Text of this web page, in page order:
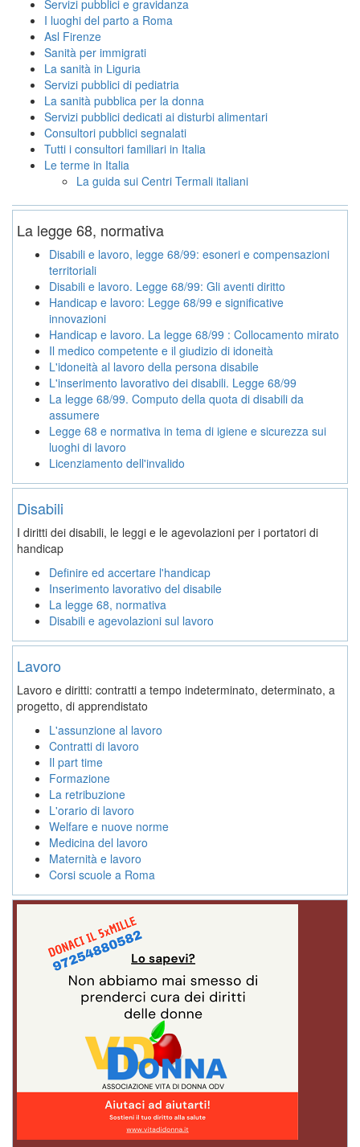
Servizi pubblici e gravidanza
I luoghi del parto a Roma
Asl Firenze
Sanità per immigrati
La sanità in Liguria
Servizi pubblici di pediatria
La sanità pubblica per la donna
Servizi pubblici dedicati ai disturbi alimentari
Consultori pubblici segnalati
Tutti i consultori familiari in Italia
Le terme in Italia
La guida sui Centri Termali italiani
La legge 68, normativa
Disabili e lavoro, legge 68/99: esoneri e compensazioni
territoriali
Disabili e lavoro. Legge 68/99: Gli aventi diritto
Handicap e lavoro: Legge 68/99 e significative
innovazioni
Handicap e lavoro. La legge 68/99 : Collocamento mirato
Il medico competente e il giudizio di idoneità
L'idoneità al lavoro della persona disabile
L'inserimento lavorativo dei disabili. Legge 68/99
La legge 68/99. Computo della quota di disabili da
assumere
Legge 68 e normativa in tema di igiene e sicurezza sui
luoghi di lavoro
Licenziamento dell'invalido
Disabili
I diritti dei disabili, le leggi e le agevolazioni per i portatori di
handicap
Definire ed accertare l'handicap
Inserimento lavorativo del disabile
La legge 68, normativa
Disabili e agevolazioni sul lavoro
Lavoro
Lavoro e diritti: contratti a tempo indeterminato, determinato, a
progetto, di apprendistato
L'assunzione al lavoro
Contratti di lavoro
Il part time
Formazione
La retribuzione
L'orario di lavoro
Welfare e nuove norme
Medicina del lavoro
Maternità e lavoro
Corsi scuole a Roma